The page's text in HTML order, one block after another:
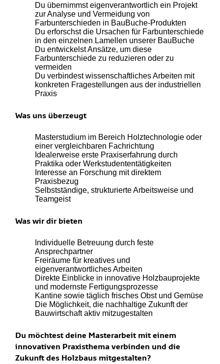
Du übernimmst eigenverantwortlich ein Projekt
zur Analyse und Vermeidung von
Farbunterschieden in BauBuche-Produkten
Du erforschst die Ursachen für Farbunterschiede
in den einzelnen Lamellen unserer BauBuche
Du entwickelst Ansätze, um diese
Farbunterschiede zu reduzieren oder zu
vermeiden
Du verbindest wissenschaftliches Arbeiten mit
konkreten Fragestellungen aus der industriellen
Praxis
Was uns überzeugt
Masterstudium im Bereich Holztechnologie oder
einer vergleichbaren Fachrichtung
Idealerweise erste Praxiserfahrung durch
Praktika oder Werkstudententätigkeiten
Interesse an Forschung mit direktem
Praxisbezug
Selbstständige, strukturierte Arbeitsweise und
Teamgeist
Was wir dir bieten
Individuelle Betreuung durch feste
Ansprechpartner
Freiräume für kreatives und
eigenverantwortliches Arbeiten
Direkte Einblicke in innovative Holzbauprojekte
und modernste Fertigungsprozesse
Kantine sowie täglich frisches Obst und Gemüse
Die Möglichkeit, die nachhaltige Zukunft der
Bauwirtschaft aktiv mitzugestalten
Du möchtest deine Masterarbeit mit einem
innovativen Praxisthema verbinden und die
Zukunft des Holzbaus mitgestalten?